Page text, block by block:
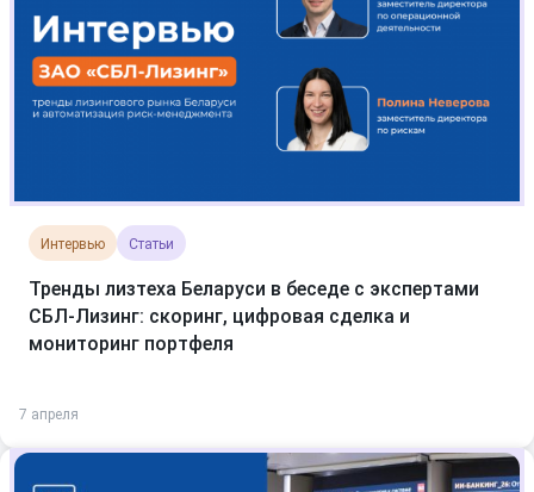
Интервью Статьи
Тренды лизтеха Беларуси в беседе с экспертами
СБЛ-Лизинг: скоринг, цифровая сделка и
мониторинг портфеля
7 апреля